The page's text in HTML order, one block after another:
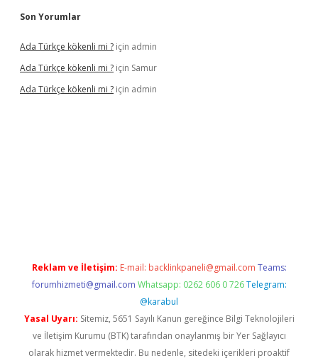
Son Yorumlar
Ada Türkçe kökenli mi ? için admin
Ada Türkçe kökenli mi ? için Samur
Ada Türkçe kökenli mi ? için admin
Reklam ve İletişim: E-mail: backlinkpaneli@gmail.com Teams:
forumhizmeti@gmail.com Whatsapp: 0262 606 0 726 Telegram:
@karabul
Yasal Uyarı: Sitemiz, 5651 Sayılı Kanun gereğince Bilgi Teknolojileri
ve İletişim Kurumu (BTK) tarafından onaylanmış bir Yer Sağlayıcı
olarak hizmet vermektedir. Bu nedenle, sitedeki içerikleri proaktif